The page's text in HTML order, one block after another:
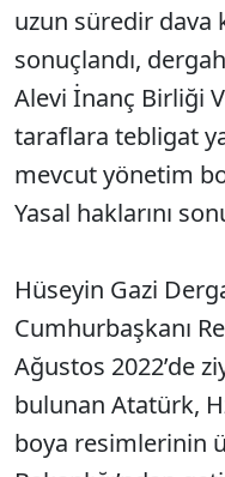
uzun süredir dava
sonuçlandı,
Alevi İnanç Birliği
taraflara tebligat
mevcut yönetim
Yasal haklarını
Hüseyin Gazi
Cumhurbaşkanı
Ağustos 2022’de
bulunan Atatürk,
boya resimlerinin